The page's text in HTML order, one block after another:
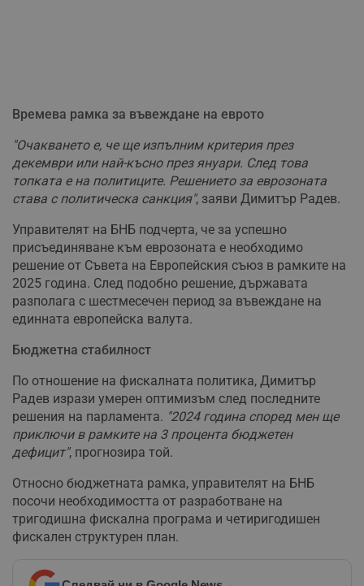
Времева рамка за въвеждане на еврото
"Очакването е, че ще изпълним критерия през
декември или най-късно през януари. След това
топката е на политиците. Решението за еврозоната
става с политическа санкция", заяви Димитър Радев.
Управителят на БНБ подчерта, че за успешно
присъединяване към еврозоната е необходимо
решение от Съвета на Европейския съюз в рамките на
2025 година. След подобно решение, държавата
разполага с шестмесечен период за въвеждане на
единната европейска валута.
Бюджетна стабилност
По отношение на фискалната политика, Димитър
Радев изрази умерен оптимизъм след последните
решения на парламента. "2024 година според мен ще
приключи в рамките на 3 процента бюджетен
дефицит", прогнозира той.
Относно бюджетната рамка, управителят на БНБ
посочи необходимостта от разработване на
тригодишна фискална програма и четиригодишен
фискален структурен план.